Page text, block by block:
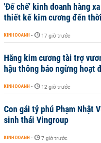
'Đế chế’ kinh doanh hàng
thiết kế kim cương đến
KINH DOANH - 17 giờ trước
Hãng kim cương tài trợ
hậu thông báo ngừng hoạt
KINH DOANH - 12 giờ trước
Con gái tỷ phú Phạm Nhật
sinh thái Vingroup
KINH DOANH - 7 giờ trước